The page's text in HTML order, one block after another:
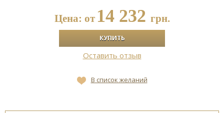
Цена: от 14 232 грн.
Оставить отзыв
В список желаний